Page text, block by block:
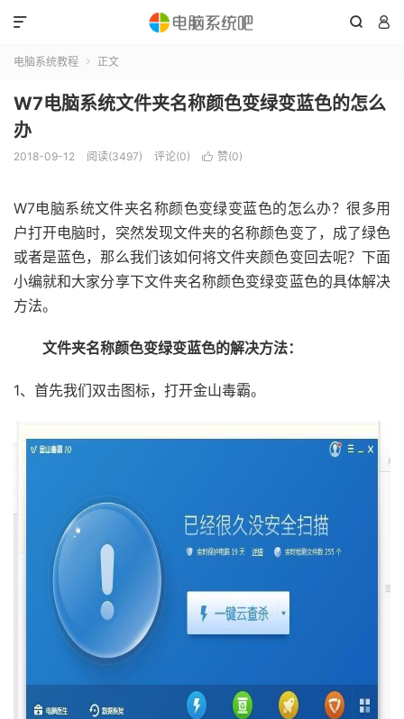
 

电脑系统教程  正文
W7电脑系统文件夹名称颜色变绿变蓝色的怎么
办
2018-09-12 阅读(3497) 评论(0)  赞(0)
W7电脑系统文件夹名称颜色变绿变蓝色的怎么办？很多用
户打开电脑时，突然发现文件夹的名称颜色变了，成了绿色
或者是蓝色，那么我们该如何将文件夹颜色变回去呢？下面
小编就和大家分享下文件夹名称颜色变绿变蓝色的具体解决
方法。
文件夹名称颜色变绿变蓝色的解决方法：
1、首先我们双击图标，打开金山毒霸。